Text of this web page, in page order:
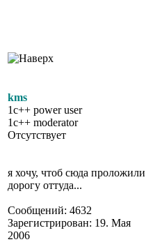
kms
1c++ power user
1c++ moderator
Отсутствует
я хочу, чтоб сюда проложили
дорогу оттуда...
Сообщений: 4632
Зарегистрирован: 19. Мая
2006